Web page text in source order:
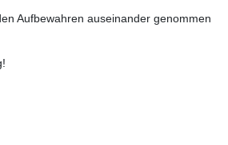
Aufbewahren auseinander genommen